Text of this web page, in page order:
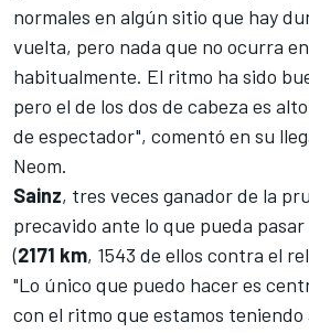
normales en algún sitio que hay
vuelta, pero nada que no ocurra
habitualmente. El ritmo ha sido
pero el de los dos de cabeza es
de espectador", comentó en su
Neom.
Sainz, tres veces ganador de la
precavido ante lo que pueda pasar
(2171 km, 1543 de ellos contra el
"Lo único que puedo hacer es
con el ritmo que estamos